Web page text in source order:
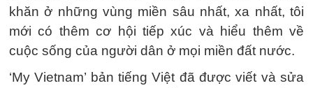
khăn ở những vùng miền sâu nhất, xa nhất, tôi
mới có thêm cơ hội tiếp xúc và hiểu thêm về
cuộc sống của người dân ở mọi miền đất nước.
‘My Vietnam’ bản tiếng Việt đã được viết và sửa